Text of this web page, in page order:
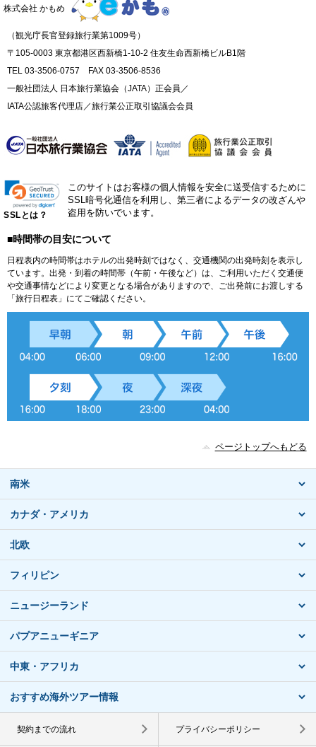
株式会社 かもめ
（観光庁長官登録旅行業第1009号）
〒105-0003 東京都港区西新橋1-10-2 住友生命西新橋ビルB1階
TEL 03-3506-0757 FAX 03-3506-8536
一般社団法人 日本旅行業協会（JATA）正会員／
IATA公認旅客代理店／旅行業公正取引協議会会員
SSLとは？
このサイトはお客様の個人情報を安全に送受信するために
SSL暗号化通信を利用し、第三者によるデータの改ざんや
盗用を防いでいます。
■時間帯の目安について
日程表内の時間帯はホテルの出発時刻ではなく、交通機関の出発時刻を表示し
ています。出発・到着の時間帯（午前・午後など）は、ご利用いただく交通便
や交通事情などにより変更となる場合がありますので、ご出発前にお渡しする
「旅行日程表」にてご確認ください。
ページトップへもどる
南米
カナダ・アメリカ
北欧
フィリピン
ニュージーランド
パプアニューギニア
中東・アフリカ
おすすめ海外ツアー情報
契約までの流れ プライバシーポリシー